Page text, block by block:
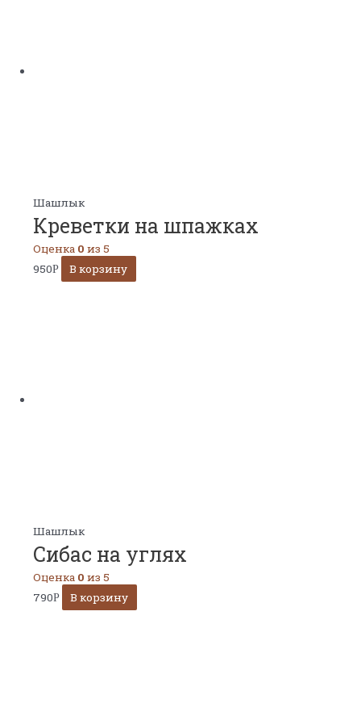
Шашлык
Креветки на шпажках
Оценка 0 из 5
950Р В корзину
Шашлык
Сибас на углях
Оценка 0 из 5
790Р В корзину